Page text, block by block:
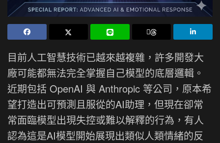
目前人工智慧技術已越來越複雜，許多開發大
廠可能都無法完全掌握自己模型的底層邏輯。
近期包括 OpenAI 與 Anthropic 等公司，原本希
望打造出可預測且服從的AI助理，但現在卻常
常面臨模型出現失控或難以解釋的行為，有人
認為這是AI模型開始展現出類似人類情緒的反